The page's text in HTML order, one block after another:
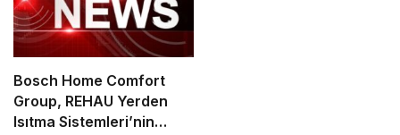
Bosch Home Comfort
Group, REHAU Yerden
Isıtma Sistemleri’nin